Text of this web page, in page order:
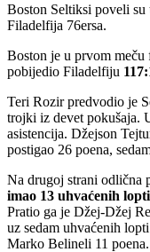
Boston Seltiksi poveli
Filadelfija 76ersa.
Boston je u prvom
pobijedio Filadelfiju
Teri Rozir predvodio je
trojki iz devet pokušaja.
asistencija. Džejson
postigao 26 poena,
Na drugoj strani odlična
imao 13 uhvaćenih
Pratio ga je Džej-Džej
uz sedam uhvaćenih
Marko Belineli 11 poena.